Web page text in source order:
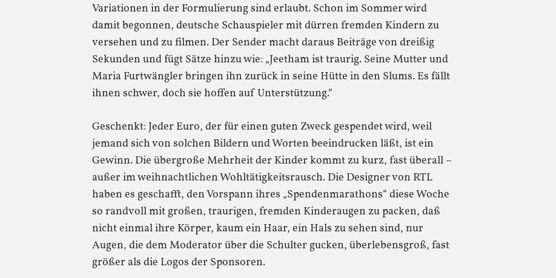
Variationen in der Formulierung sind erlaubt. Schon im Sommer wird
damit begonnen, deutsche Schauspieler mit dürren fremden Kindern zu
versehen und zu filmen. Der Sender macht daraus Beiträge von dreißig
Sekunden und fügt Sätze hinzu wie: „Jeetham ist traurig. Seine Mutter und
Maria Furtwängler bringen ihn zurück in seine Hütte in den Slums. Es fällt
ihnen schwer, doch sie hoffen auf Unterstützung.“
Geschenkt: Jeder Euro, der für einen guten Zweck gespendet wird, weil
jemand sich von solchen Bildern und Worten beeindrucken läßt, ist ein
Gewinn. Die übergroße Mehrheit der Kinder kommt zu kurz, fast überall –
außer im weihnachtlichen Wohltätigkeitsrausch. Die Designer von RTL
haben es geschafft, den Vorspann ihres „Spendenmarathons“ diese Woche
so randvoll mit großen, traurigen, fremden Kinderaugen zu packen, daß
nicht einmal ihre Körper, kaum ein Haar, ein Hals zu sehen sind, nur
Augen, die dem Moderator über die Schulter gucken, überlebensgroß, fast
größer als die Logos der Sponsoren.